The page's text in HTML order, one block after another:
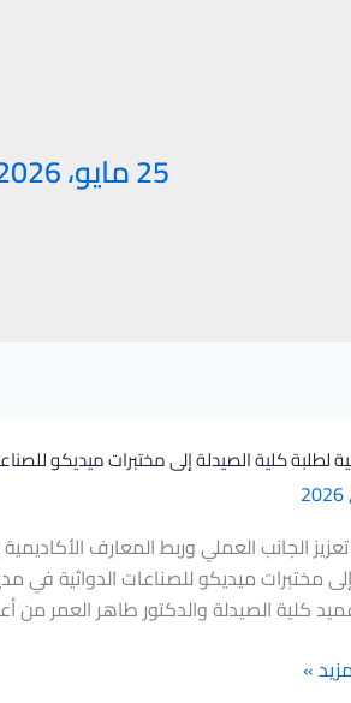
25 مايو، 2026
لطلبة كلية الصيدلة إلى مختبرات ميديكو
الجانب العملي وربط المعارف
كلية الصيدلة والدكتور طاهر العمر من
»